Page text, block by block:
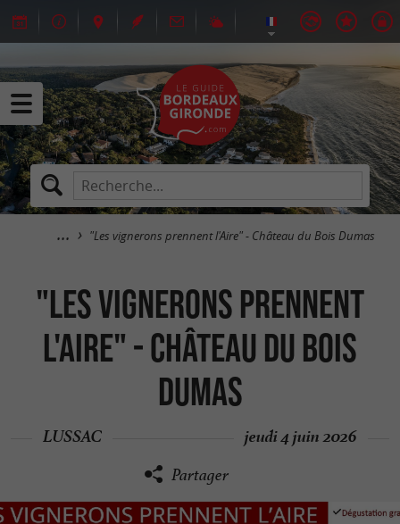
"Les vignerons prennent l'Aire" - Château du Bois Dumas
"Les vignerons prennent
l'Aire" - Château du Bois
Dumas
LUSSAC jeudi 4 juin 2026
Partager